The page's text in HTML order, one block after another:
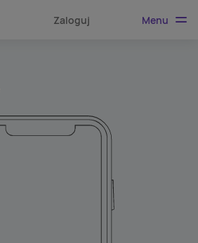
Zaloguj Menu